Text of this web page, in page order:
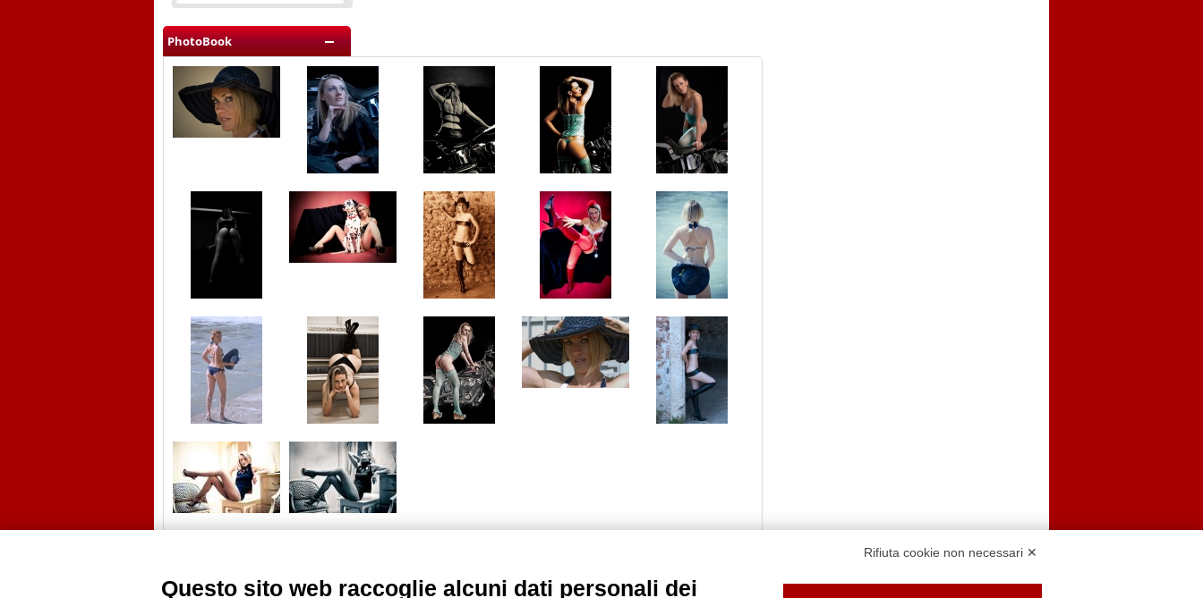
PhotoBook
Rifiuta cookie non necessari ✕
Questo sito web raccoglie alcuni dati personali dei